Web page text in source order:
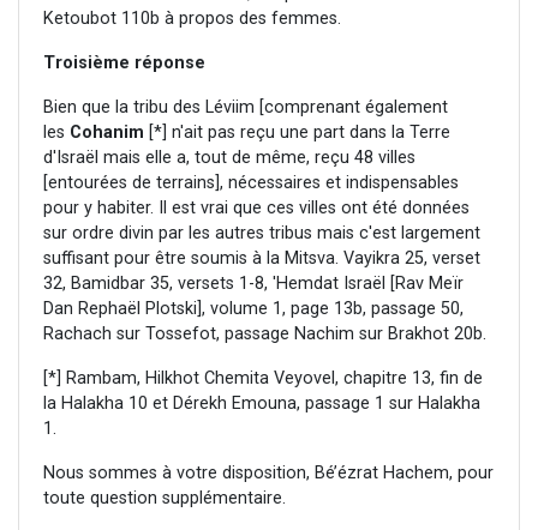
Ketoubot 110b à propos des femmes.
Troisième réponse
Bien que la tribu des Léviim [comprenant également
les Cohanim [*] n'ait pas reçu une part dans la Terre
d'Israël mais elle a, tout de même, reçu 48 villes
[entourées de terrains], nécessaires et indispensables
pour y habiter. Il est vrai que ces villes ont été données
sur ordre divin par les autres tribus mais c'est largement
suffisant pour être soumis à la Mitsva. Vayikra 25, verset
32, Bamidbar 35, versets 1-8, 'Hemdat Israël [Rav Meïr
Dan Rephaël Plotski], volume 1, page 13b, passage 50,
Rachach sur Tossefot, passage Nachim sur Brakhot 20b.
[*] Rambam, Hilkhot Chemita Veyovel, chapitre 13, fin de
la Halakha 10 et Dérekh Emouna, passage 1 sur Halakha
1.
Nous sommes à votre disposition, Bé’ézrat Hachem, pour
toute question supplémentaire.